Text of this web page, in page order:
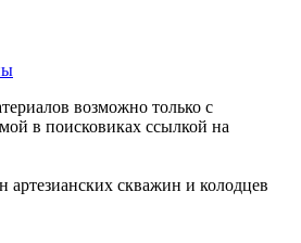
возможно только с
в поисковиках ссылкой на
артезианских скважин и колодцев